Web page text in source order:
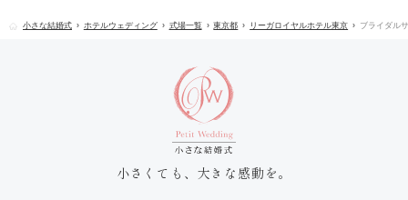
小さな結婚式 ホテルウェディング 式場一覧 東京都 リーガロイヤルホテル東京 ブライダル
小さくても、大きな感動を。